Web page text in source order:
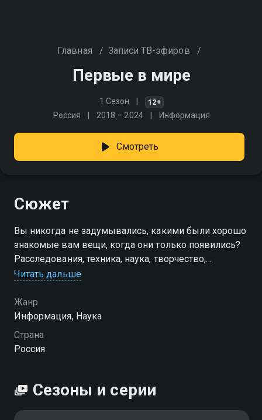
Главная / Записи ТВ-эфиров /
Первые в мире
1 Сезон 12+
Россия 2018 – 2024 Информация
Смотреть
Сюжет
Вы никогда не задумывались, какими были хорошо
знакомые вам вещи, когда они только появились?
Расследования, техника, наука, творчество,
открытия, изобретения - в нашем познавательном
Читать дальше
Жанр
Информация, Наука
Страна
Россия
Сезоны и серии